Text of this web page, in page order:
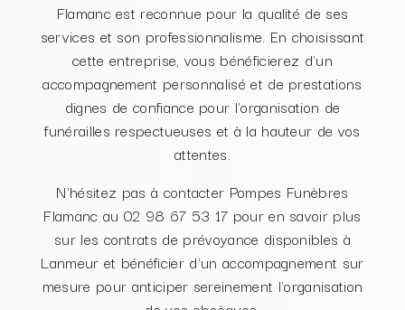
Flamanc est reconnue pour la qualité de ses
services et son professionnalisme. En choisissant
cette entreprise, vous bénéficierez d'un
accompagnement personnalisé et de prestations
dignes de confiance pour l'organisation de
funérailles respectueuses et à la hauteur de vos
attentes.
N'hésitez pas à contacter Pompes Funèbres
Flamanc au 02 98 67 53 17 pour en savoir plus
sur les contrats de prévoyance disponibles à
Lanmeur et bénéficier d'un accompagnement sur
mesure pour anticiper sereinement l'organisation